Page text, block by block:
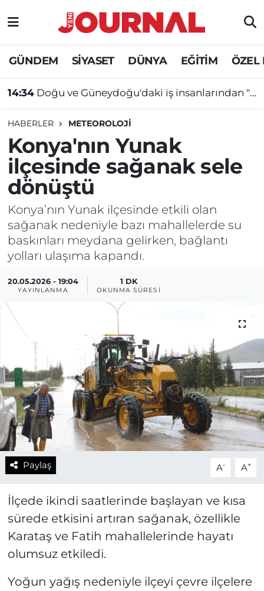
GÜNDEM SİYASET DÜNYA EĞİTİM ÖZEL
14:34 Doğu ve Güneydoğu'daki iş insanlarından "çerçeve yasa"ya destek mesajı
HABERLER METEOROLOJİ
Konya'nın Yunak
ilçesinde sağanak sele
dönüştü
Konya’nın Yunak ilçesinde etkili olan
sağanak nedeniyle bazı mahallelerde su
baskınları meydana gelirken, bağlantı
yolları ulaşıma kapandı.
20.05.2026 - 19:04
YAYINLANMA
1 DK
OKUNMA SÜRESI
Paylaş A- A+
İlçede ikindi saatlerinde başlayan ve kısa
sürede etkisini artıran sağanak, özellikle
Karataş ve Fatih mahallelerinde hayatı
olumsuz etkiledi.
Yoğun yağış nedeniyle ilçeyi çevre ilçelere
GÜNDEM
SİYASET
EĞİTİM
ÖZEL HABER
Nöbetçi Eczaneler
Hava Durumu
Süper Lig Puan Durumu ve Fikstür
Tüm Manşetler
Son Dakika Haberleri
Haber Arşivi